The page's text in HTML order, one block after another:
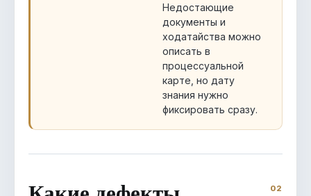
Недостающие
документы и
ходатайства можно
описать в
процессуальной
карте, но дату
знания нужно
фиксировать сразу.